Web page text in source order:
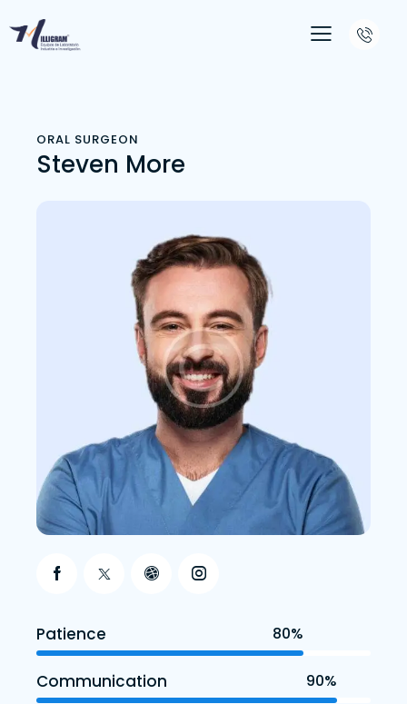
ORAL SURGEON
Steven More
Patience 80%
Communication 90%